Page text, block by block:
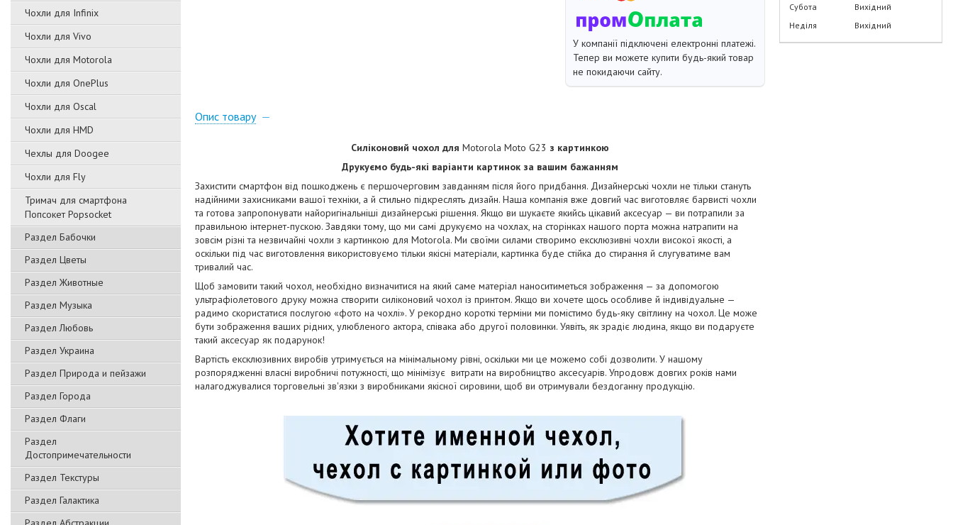
Чохли для Infinix
Чохли для Vivo
Чохли для Motorola
Чохли для OnePlus
Чохли для Oscal
Чохли для HMD
Чехлы для Doogee
Чохли для Fly
Тримач для смартфона
Попсокет Popsocket
Раздел Бабочки
Раздел Цветы
Раздел Животные
Раздел Музыка
Раздел Любовь
Раздел Украина
Раздел Природа и пейзажи
Раздел Города
Раздел Флаги
Раздел
Достопримечательности
Раздел Текстуры
Раздел Галактика
У компанії підключені електронні платежі.
Тепер ви можете купити будь-який товар
не покидаючи сайту.
Опис товару
Силіконовий чохол для Motorola Moto G23 з картинкою
Друкуємо будь-які варіанти картинок за вашим бажанням
Захистити смартфон від пошкоджень є першочерговим завданням після його придбання. Дизайнерські чохли не тільки стануть
надійними захисниками вашої техніки, а й стильно підкреслять дизайн. Наша компанія вже довгий час виготовляє барвисті чохли
та готова запропонувати найоригінальніші дизайнерські рішення. Якщо ви шукаєте якийсь цікавий аксесуар — ви потрапили за
правильною інтернет-пускою. Завдяки тому, що ми самі друкуємо на чохлах, на сторінках нашого порта можна натрапити на
зовсім різні та незвичайні чохли з картинкою для Motorola. Ми своїми силами створимо ексклюзивні чохли високої якості, а
оскільки під час виготовлення використовуємо тільки якісні матеріали, картинка буде стійка до стирання й слугуватиме вам
тривалий час.
Щоб замовити такий чохол, необхідно визначитися на який саме матеріал наноситиметься зображення — за допомогою
ультрафіолетового друку можна створити силіконовий чохол із принтом. Якщо ви хочете щось особливе й індивідуальне —
радимо скористатися послугою «фото на чохлі». У рекордно короткі терміни ми помістимо будь-яку світлину на чохол. Це може
бути зображення ваших рідних, улюбленого актора, співака або другої половинки. Уявіть, як зрадіє людина, якщо ви подаруєте
такий аксесуар як подарунок!
Вартість ексклюзивних виробів утримується на мінімальному рівні, оскільки ми це можемо собі дозволити. У нашому
розпорядженні власні виробничі потужності, що мінімізує витрати на виробництво аксесуарів. Упродовж довгих років нами
налагоджувалися торговельні зв'язки з виробниками якісної сировини, щоб ви отримували бездоганну продукцію.
Субота
Вихідний
Неділя
Вихідний